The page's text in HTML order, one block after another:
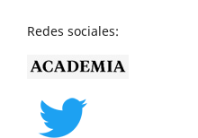
Redes sociales: